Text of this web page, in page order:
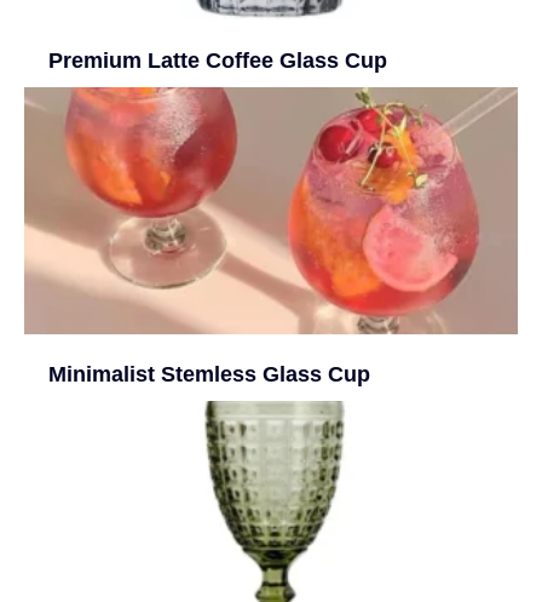
Premium Latte Coffee Glass Cup
Minimalist Stemless Glass Cup